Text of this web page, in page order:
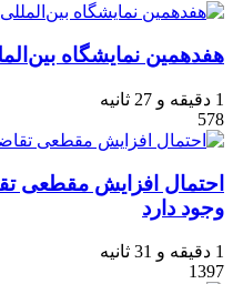
هفدهمین نمایشگاه
1 دقیقه و 27 ثانیه
578
احتمال افزایش مقطعی
وجود دارد
1 دقیقه و 31 ثانیه
1397